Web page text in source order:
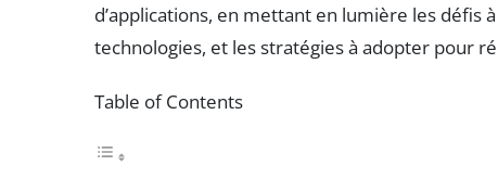
d’applications, en mettant en lumière les défis
technologies, et les stratégies à adopter pour
Table of Contents